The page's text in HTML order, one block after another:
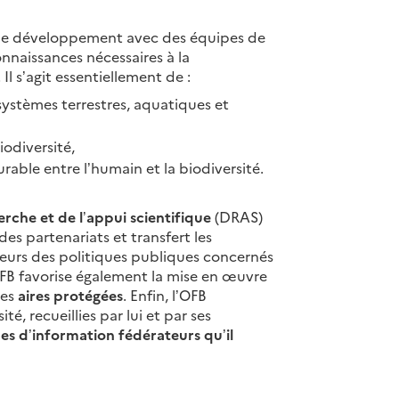
développement avec des équipes de
nécessaires à la
s’agit essentiellement de :
terrestres, aquatiques et
entre l’humain et la biodiversité.
et de l’appui scientifique(DRAS)
partenariats et transfert les
des politiques publiques concernés
favorise également la mise en œuvre
aires protégées. Enfin, l’OFB
recueillies par lui et par ses
d’information fédérateurs qu’il